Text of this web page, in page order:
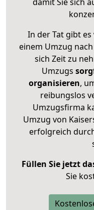
In der Tat gibt
einem Umzug
sich Zeit zu
Umzugs
organisieren,
reibungslos
Umzugsfirma
Umzug von
erfolgreich
Füllen Sie jetzt
Sie